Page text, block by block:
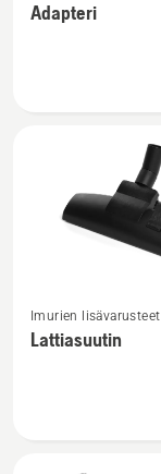
tuotteesta
Adapteri
lisätietoja
tuotteesta
Imurien lisävarusteet
Lattiasuutin